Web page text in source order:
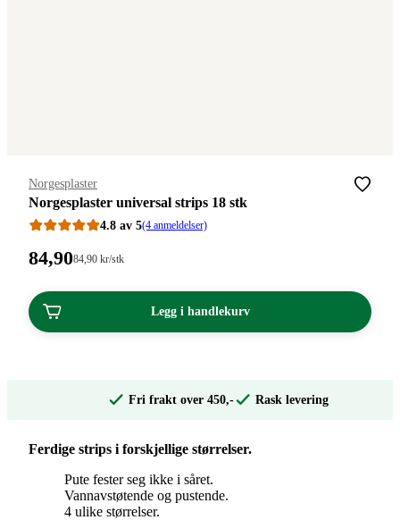
Merke:
Norgesplaster
Norgesplaster universal strips 18 stk
4.8 av 5(4 anmeldelser)
Pris:
kroner.
84,90Stykkpris:
kroner.
84 ,90 kr/stk
Legg i handlekurv
Fri frakt over 450,- Rask levering
Ferdige strips i forskjellige størrelser.
Pute fester seg ikke i såret.
Vannavstøtende og pustende.
4 ulike størrelser.